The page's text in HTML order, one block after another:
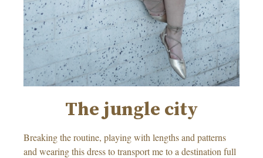
The jungle city
Breaking the routine, playing with lengths and patterns
and wearing this dress to transport me to a destination full